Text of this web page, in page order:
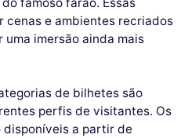
famoso faraó. Essas
cenas e ambientes recriados
imersão ainda mais
de bilhetes são
perfis de visitantes. Os
a partir de